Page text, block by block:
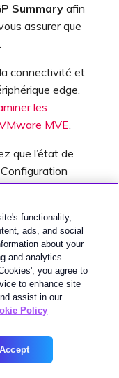
Summary afin
assurer que
connectivité et
edge.
les
MVE
que l’état de
pour
été utile ?
functionality,
ads, and social
about your
and analytics
you agree to
to enhance site
assist in our
Policy
Accept